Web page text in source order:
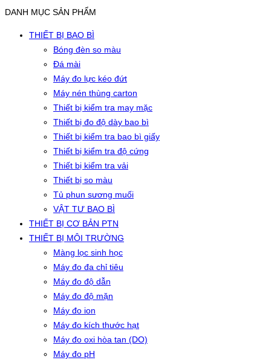
DANH MỤC SẢN PHẨM
THIẾT BỊ BAO BÌ
Bóng đèn so màu
Đá mài
Máy đo lực kéo đứt
Máy nén thùng carton
Thiết bị kiểm tra may mặc
Thiết bị đo độ dày bao bì
Thiết bị kiểm tra bao bì giấy
Thiết bị kiểm tra độ cứng
Thiết bị kiểm tra vải
Thiết bị so màu
Tủ phun sương muối
VẬT TƯ BAO BÌ
THIẾT BỊ CƠ BẢN PTN
THIẾT BỊ MÔI TRƯỜNG
Màng lọc sinh học
Máy đo đa chỉ tiêu
Máy đo độ dẫn
Máy đo độ mặn
Máy đo ion
Máy đo kích thước hạt
Máy đo oxi hòa tan (DO)
Máy đo pH